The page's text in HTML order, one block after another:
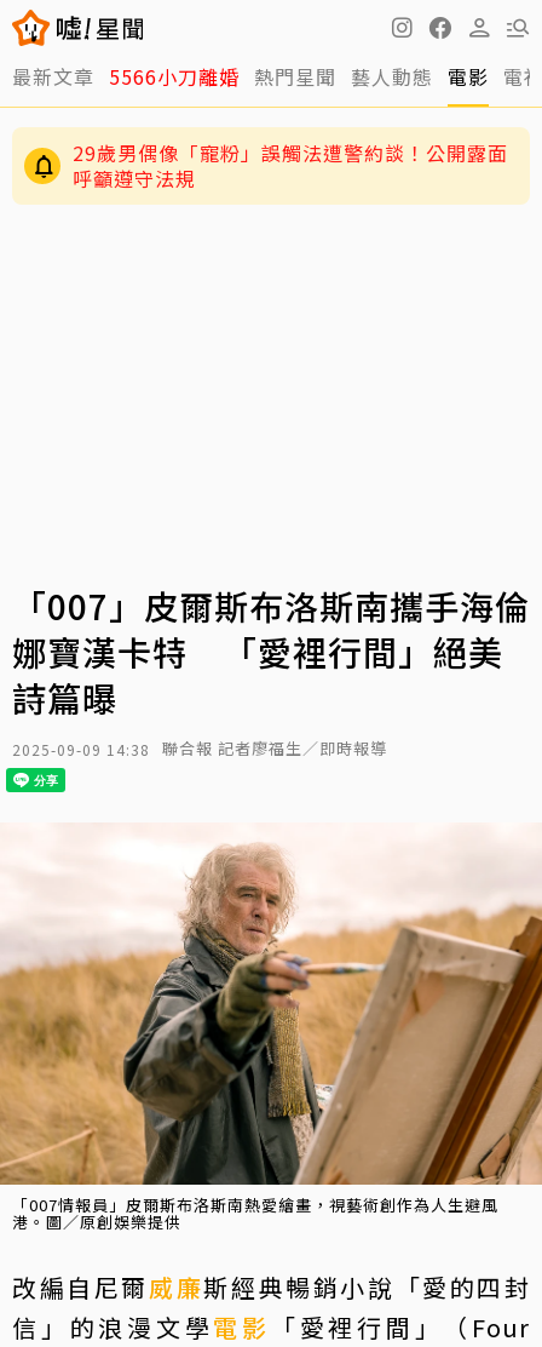
最新文章 5566小刀離婚 熱門星聞 藝人動態 電影 電
29歲男偶像「寵粉」誤觸法遭警約談！公開露面
呼籲遵守法規
「007」皮爾斯布洛斯南攜手海倫
娜寶漢卡特 「愛裡行間」絕美
詩篇曝
2025-09-09 14:38 聯合報 記者廖福生／即時報導
「007情報員」皮爾斯布洛斯南熱愛繪畫，視藝術創作為人生避風
港。圖／原創娛樂提供
改編自尼爾威廉斯經典暢銷小說「愛的四封
信」的浪漫文學電影 「愛裡行間」（Four